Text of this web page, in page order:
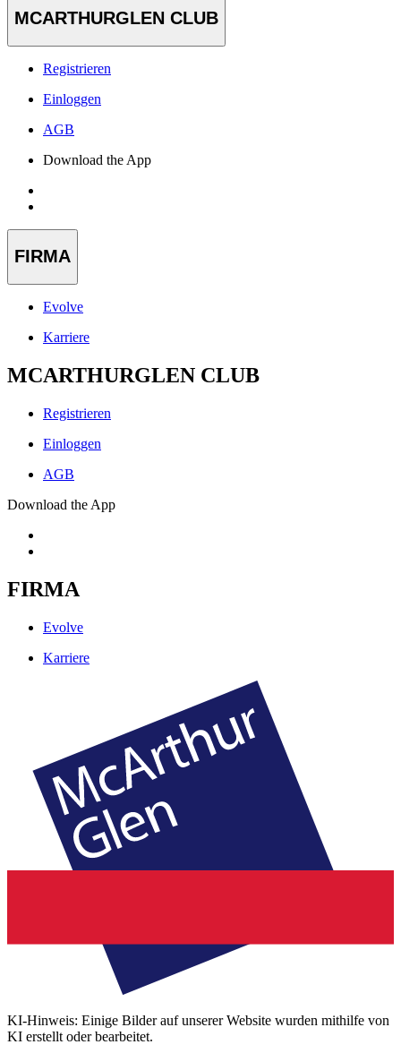
MCARTHURGLEN CLUB
Registrieren
Einloggen
AGB
Download the App
FIRMA
Evolve
Karriere
MCARTHURGLEN CLUB
Registrieren
Einloggen
AGB
Download the App
FIRMA
Evolve
Karriere
KI-Hinweis: Einige Bilder auf unserer Website wurden mithilfe von
KI erstellt oder bearbeitet.